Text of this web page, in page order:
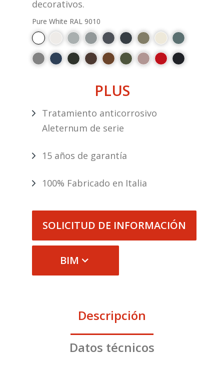
decorativos.
Pure White RAL 9010
PLUS
Tratamiento anticorrosivo
Aleternum de serie
15 años de garantía
100% Fabricado en Italia
SOLICITUD DE INFORMACIÓN
BIM
Descripción
Datos técnicos